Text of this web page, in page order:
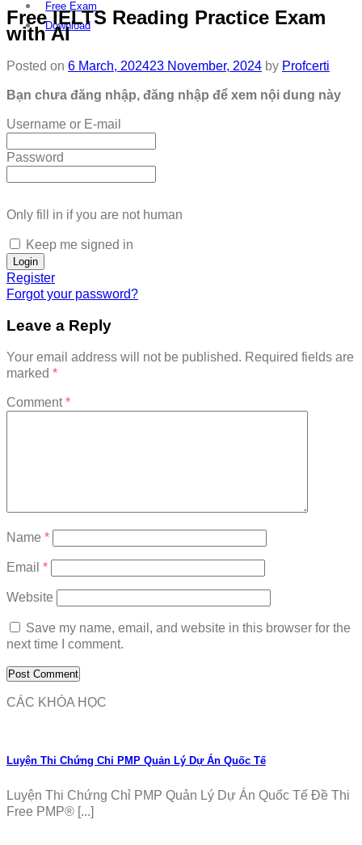
Free Exam
Download
Free IELTS Reading Practice Exam
with AI
Posted on 6 March, 202423 November, 2024 by Profcerti
Bạn chưa đăng nhập, đăng nhập để xem nội dung này
Username or E-mail
Password
Only fill in if you are not human
Keep me signed in
Register
Forgot your password?
Leave a Reply
Your email address will not be published. Required fields are
marked *
Comment*
Name *
Email *
Website
Save my name, email, and website in this browser for the
next time I comment.
CÁC KHÓA HỌC
Luyện Thi Chứng Chỉ PMP Quản Lý Dự Án Quốc Tế
Luyện Thi Chứng Chỉ PMP Quản Lý Dự Án Quốc Tế Đề Thi
Free PMP® [...]